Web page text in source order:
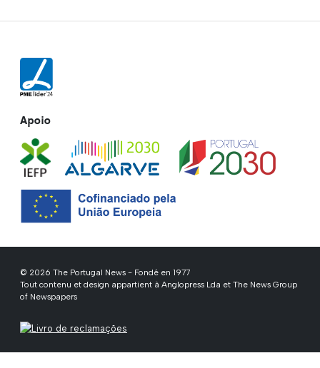
Apoio
© 2026 The Portugal News - Fondé en 1977
Tout contenu et design appartient à Anglopress Lda et The News Group
of Newspapers